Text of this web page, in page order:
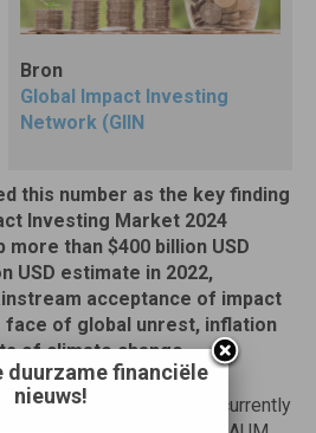
Bron
Global Impact Investing
Network (GIIN
this number as the key finding
Investing Market 2024
than $400 billion USD
USD estimate in 2022,
acceptance of impact
face of global unrest, inflation
of climate change.
over 3,907 organizations currently
duurzame financiële
nieuws!